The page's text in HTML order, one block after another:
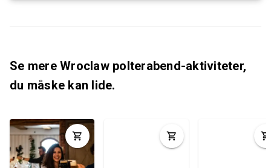
Se mere Wroclaw polterabend-aktiviteter,
du måske kan lide.